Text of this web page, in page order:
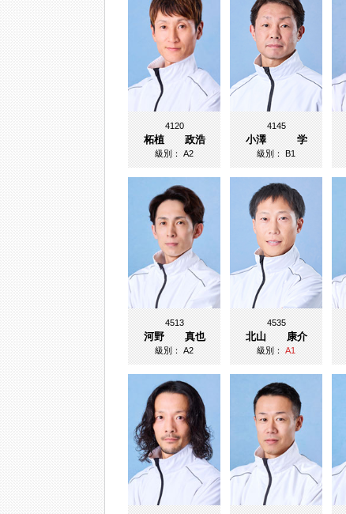
4120
柘植 政浩
級別：A2
4145
小澤 学
級別：B1
4513
河野 真也
級別：A2
4535
北山 康介
級別：A1